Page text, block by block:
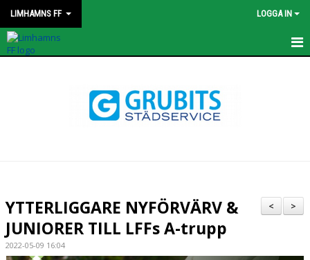
LIMHAMNS FF LOGGA IN
KALENDER
MATCHER
>
<
YTTERLIGGARE NYFÖRVÄRV &
JUNIORER TILL LFFs A-trupp
2022-05-09 16:04